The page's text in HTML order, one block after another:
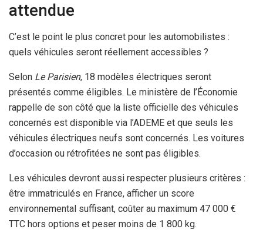
attendue
C’est le point le plus concret pour les automobilistes :
quels véhicules seront réellement accessibles ?
Selon Le Parisien, 18 modèles électriques seront
présentés comme éligibles. Le ministère de l’Économie
rappelle de son côté que la liste officielle des véhicules
concernés est disponible via l’ADEME et que seuls les
véhicules électriques neufs sont concernés. Les voitures
d’occasion ou rétrofitées ne sont pas éligibles.
Les véhicules devront aussi respecter plusieurs critères :
être immatriculés en France, afficher un score
environnemental suffisant, coûter au maximum 47 000 €
TTC hors options et peser moins de 1 800 kg.